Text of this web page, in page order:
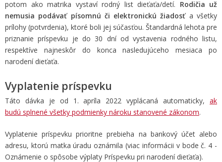
potom ako matrika vystaví rodný list dieťaťa/detí. Rodičia už
nemusia podávať písomnú či elektronickú žiadosťa všetky
prílohy (potvrdenia), ktoré boli jej súčasťou. Štandardná lehota pre
priznanie príspevku je do 30 dní od vystavenia rodného listu,
respektíve najneskôr do konca nasledujúceho mesiaca po
narodení dieťaťa.
Vyplatenie príspevku
Táto dávka je od 1. apríla 2022 vyplácaná automaticky, ak
budú splnené všetky podmienky nároku stanovené zákonom.
Vyplatenie príspevku prioritne prebieha na bankový účet alebo
adresu, ktorú matka úradu oznámila (viac informácii v bode č. 4 -
Oznámenie o spôsobe výplaty Príspevku pri narodení dieťaťa).